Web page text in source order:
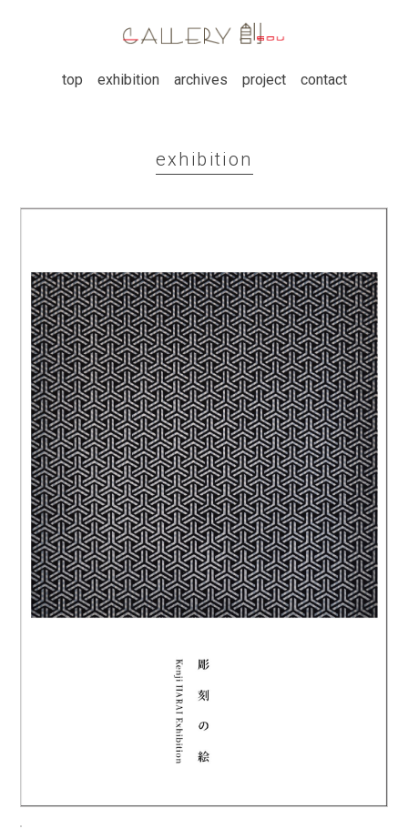
top exhibition archives project contact
exhibition